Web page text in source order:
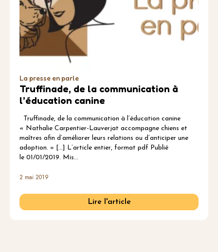
Truffinade, de la communication à
l’éducation canine
2 mai 2019
La presse en parle
Truffinade, de la communication à l’éducation canine
« Nathalie Carpentier-Lauverjat accompagne chiens et
maîtres afin d’améliorer leurs relations ou d’anticiper une
adoption. » […] L’article entier, format pdf Publié
le 01/01/2019. Mis…
Lire l'article